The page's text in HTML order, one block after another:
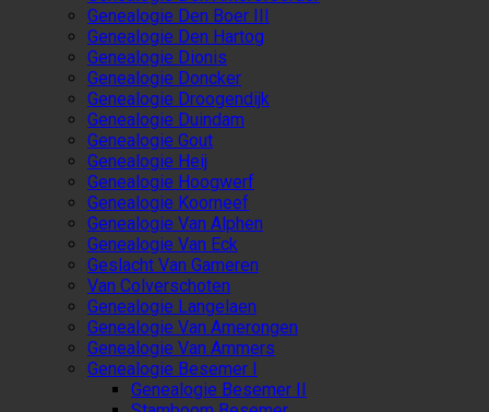
Genealogie Den Boer III
Genealogie Den Hartog
Genealogie Dionis
Genealogie Doncker
Genealogie Droogendijk
Genealogie Duindam
Genealogie Gout
Genealogie Heij
Genealogie Hoogwerf
Genealogie Koorneef
Genealogie Van Alphen
Genealogie Van Eck
Geslacht Van Gameren
Van Colverschoten
Genealogie Langelaen
Genealogie Van Amerongen
Genealogie Van Ammers
Genealogie Besemer I
Genealogie Besemer II